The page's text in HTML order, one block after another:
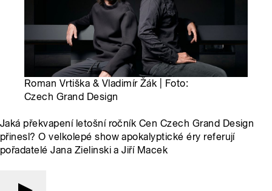
Roman Vrtiška & Vladimír Žák | Foto:
Czech Grand Design
Jaká překvapení letošní ročník Cen Czech Grand Design
přinesl? O velkolepé show apokalyptické éry referují
pořadatelé Jana Zielinski a Jiří Macek